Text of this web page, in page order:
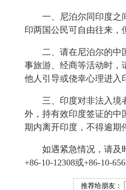
一、尼泊尔同印度之
印两国公民可自由往来，
二、请在尼泊尔的中
事旅游、经商等活动时，
他人引导或侥幸心理进入
三、印度对非法入境
外，持有效印度签证的中
期内离开印度，不得逾期
如遇紧急情况，请及
+86-10-12308或+86-10-
推荐给朋友：